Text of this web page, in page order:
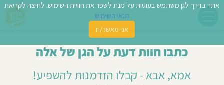
כתבו חוות דעת על הגן של אלה
אמא, אבא - קבלו הזדמנות להשפיע!
אתר בדרך לגן משתמש בעוגיות על מנת לשפר את חוויית השימוש. לחיצה לקריאת
תנאי השימוש
אני מאשר/ת